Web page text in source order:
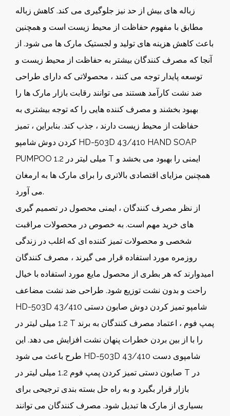
زباله های بیش از حد نیز جلوگیری می کند. کاهش زباله
مطابق با مفهوم حفاظت از محیط زیست است و همچنین
باعث کاهش هزینه های تولید و لجستیک مارک ها می شود. از
آنجا که مصرف کنندگان بیشتر به حفاظت از محیط زیست و
توسعه پایدار توجه می کنند ، محصولاتی که دارای طراحی
ضد نشت کارآمد هستند می توانند رقابت بازار مارک ها را
بهبود بخشند و مصرف کننده هایی را که توجه بیشتری به
حفاظت از محیط زیست دارند ، جذب کند. بنابراین ، تمیز
کردن دوش شامپو HD-503D 43/410 HAND SOAP
PUMPOO 1.2 میلی لیتر در T ایمنی را بهبود می بخشد و
همچنین مزایای اقتصادی بالاتری را برای مارک ها به ارمغان
می آورد.
از نظر مصرف کنندگان ، ایمنی محصول در تصمیم گیری
های خرید مهم است. به خصوص در محصولات مراقبت
شخصی و محصولات تمیز کننده ای که اغلب در زندگی
روزمره مورد استفاده قرار می گیرند ، مصرف کنندگان
امیدوارند که هر بطری از محصول مایع مورد استفاده با خیال
راحت و بدون نشت توزیع شود. طراحی ضد نشت مضاعف
HD-503D 43/410 شامپو تمیز کردن دوش صابون دستی
1.2 میلی لیتر در T پمپ فوم ، اعتماد مصرف کنندگان به برند
را با از بین بردن خطرات پنهان نشت افزایش می دهد. این
طرح باعث می شود HD-503D 43/410 شامپوی دست
صابون دستی تمیز کردن پمپ فوم 1.2 میلی لیتر در T در
بازار قرار بگیرد و به راه حل بسته بندی ترجیحی برای
بسیاری از مارک ها تبدیل شود. مصرف کنندگان می توانند